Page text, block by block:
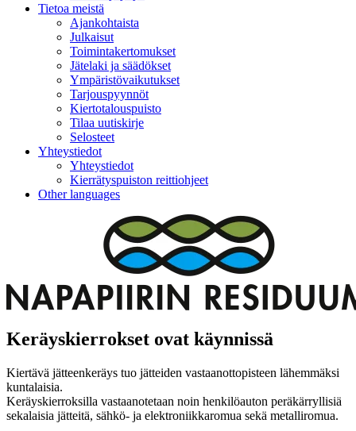
Tietoa meistä
Ajankohtaista
Julkaisut
Toimintakertomukset
Jätelaki ja säädökset
Ympäristövaikutukset
Tarjouspyynnöt
Kiertotalouspuisto
Tilaa uutiskirje
Selosteet
Yhteystiedot
Yhteystiedot
Kierrätyspuiston reittiohjeet
Other languages
Keräyskierrokset ovat käynnissä
Kiertävä jätteenkeräys tuo jätteiden vastaanottopisteen lähemmäksi
kuntalaisia.
Keräyskierroksilla vastaanotetaan noin henkilöauton peräkärryllisiä
sekalaisia jätteitä, sähkö- ja elektroniikkaromua sekä metalliromua.